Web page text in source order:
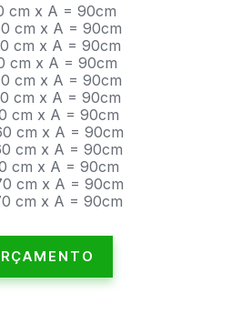
cm x A = 90cm
cm x A = 90cm
cm x A = 90cm
cm x A = 90cm
cm x A = 90cm
cm x A = 90cm
cm x A = 90cm
cm x A = 90cm
cm x A = 90cm
cm x A = 90cm
cm x A = 90cm
cm x A = 90cm